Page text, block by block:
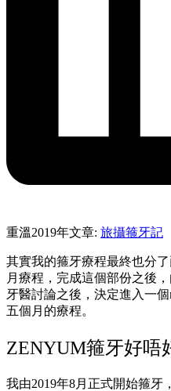
重溫2019年文章: 旅攝箍牙記
其實我的箍牙療程最終也分
月療程，完成這個部份之後
牙醫討論之後，決定進入一
五個月的療程。
ZENYUM箍牙好唔
我由2019年8月正式開始箍牙